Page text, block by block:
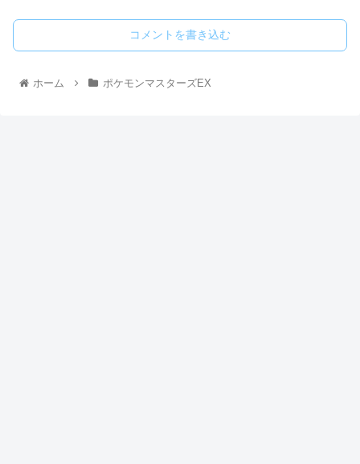
コメントを書き込む
ホーム ポケモンマスターズEX